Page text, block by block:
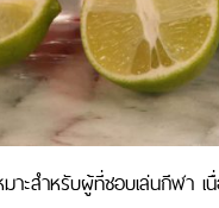
ะสำหรับผู้ที่ชอบเล่นกีฬา